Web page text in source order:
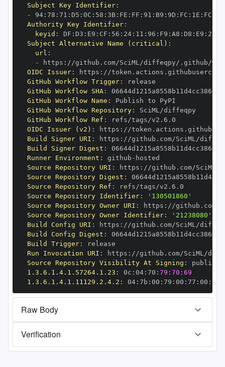
Subject Key Identifier:
-
94: 78 : 71 : D5 : 0C : 58 : 3B: FE : FF : 91 : B9 : 9D : FC : 1E : FC
Authority Key Identifier:
keyid : DF : D3 : E9 : CF : 56 : 24: 11 : 96 : F9 : A8 : D8 : E9 : 28
Subject Alternative Name (critical) :
url :
-
https :
OIDC Issuer: https :
GitHub Workflow Trigger:
GitHub Workflow SHA:
GitHub Workflow Name :
GitHub Workflow Repository:
GitHub Workflow Ref :
OIDC Issuer (v2) : https :
Build Signer URI : https :
Build Signer Digest :
Runner Environment : github -
Source Repository URI : https :
Source Repository Digest :
Source Repository Ref :
Source Repository Identifier:
'130501860'
Source Repository Owner URI : https :
Source Repository Owner Identifier:
'21238080'
Build Config URI : https :
Build Config Digest :
Build Trigger:
Run Invocation URI : https :
Source Repository Visibility At Signing :
1.3.6.1.4.1.57264.1.23 : 0c : 04: 70 : 79:70:69
1.3.6.1.4.1.11129.2.4.2 : 04: 7b : 00 : 79 : 00 : 77 : 00 : dd
Raw Body
Verification